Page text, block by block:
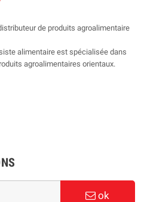
de produits agroalimentaire
alimentaire est spécialisée dans
agroalimentaires orientaux.
ok